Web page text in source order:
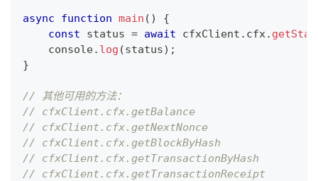
async function main ( )
{
const status = await cfxClient . cfx .
console. log (status) ;
}
// 其他可用的方法：
// cfxClient.cfx.getBalance
// cfxClient.cfx.getNextNonce
// cfxClient.cfx.getBlockByHash
// cfxClient.cfx.getTransactionByHash
// cfxClient.cfx.getTransactionReceipt